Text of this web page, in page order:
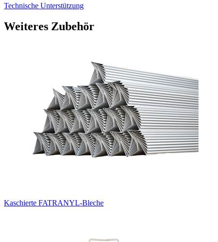
Technische Unterstützung
Weiteres Zubehör
Kaschierte FATRANYL-Bleche